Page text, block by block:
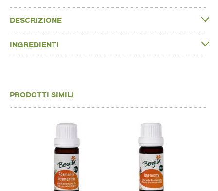
DESCRIZIONE
INGREDIENTI
PRODOTTI SIMILI